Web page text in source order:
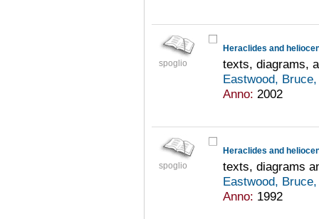
spoglio
Heraclides and
texts, diagrams,
Eastwood,
Anno: 2002
spoglio
Heraclides and
texts, diagrams
Eastwood,
Anno: 1992